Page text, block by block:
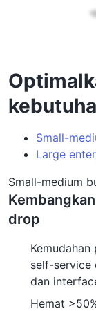
Small-
Large
Small-medium
drop
self-service
dan
Hemat